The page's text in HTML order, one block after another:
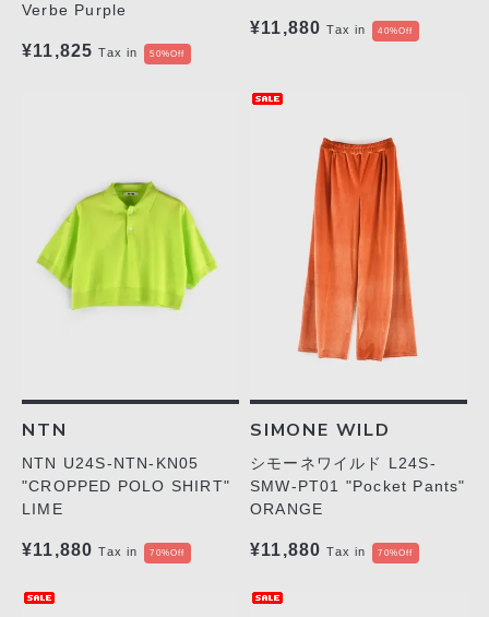
Verbe Purple
¥11,825 Tax in 50%Off
¥11,880 Tax in 40%Off
NTN
NTN U24S-NTN-KN05
"CROPPED POLO SHIRT"
LIME
¥11,880 Tax in 70%Off
SIMONE WILD
シモーネワイルド L24S-
SMW-PT01 "Pocket Pants"
ORANGE
¥11,880 Tax in 70%Off